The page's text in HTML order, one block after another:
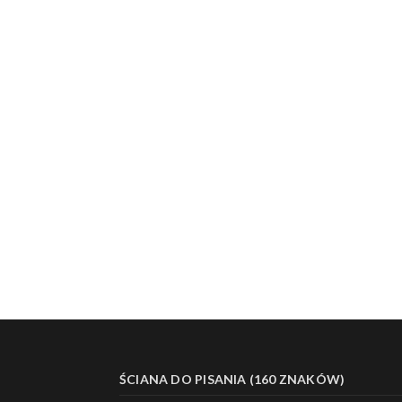
ŚCIANA DO PISANIA (160 ZNAKÓW)